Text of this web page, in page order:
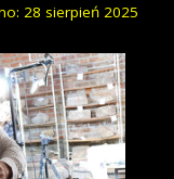
28 sierpień 2025